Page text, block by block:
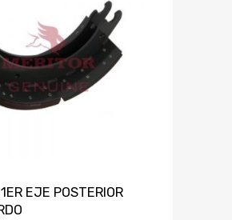
EJE POSTERIOR